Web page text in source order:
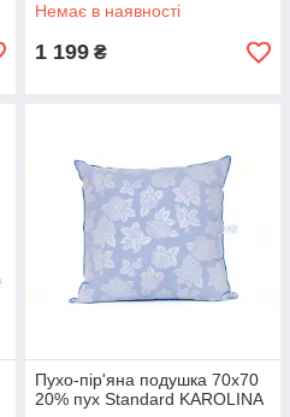
Немає в наявності
1 199 ₴
Пухо-пір'яна подушка 70x70
20% пух Standard KAROLINA